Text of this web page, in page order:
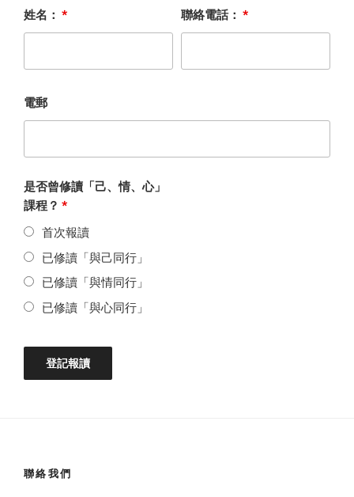
姓名： * 聯絡電話： *
電郵
是否曾修讀「己、情、心」
課程？ *
首次報讀
已修讀「與己同行」
已修讀「與情同行」
已修讀「與心同行」
聯絡我們